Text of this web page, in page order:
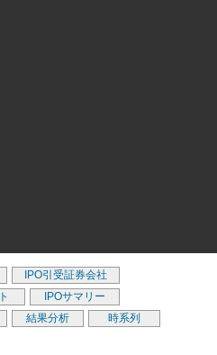
IPO引受証券会社
IPOサマリー
結果分析
時系列